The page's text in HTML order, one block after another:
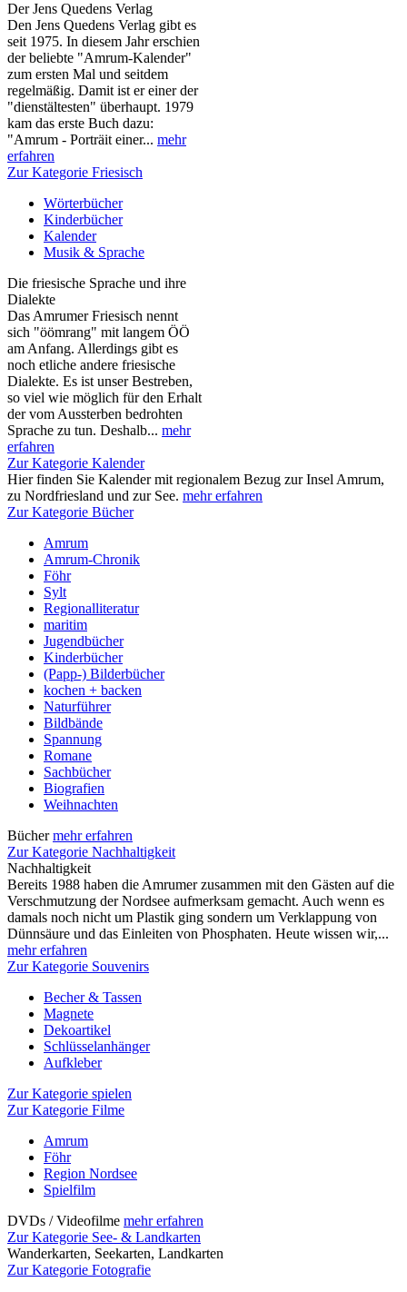
Der Jens Quedens Verlag
Den Jens Quedens Verlag gibt es
seit 1975. In diesem Jahr erschien
der beliebte "Amrum-Kalender"
zum ersten Mal und seitdem
regelmäßig. Damit ist er einer der
"dienstältesten" überhaupt. 1979
kam das erste Buch dazu:
"Amrum - Porträit einer... mehr
erfahren
Zur Kategorie Friesisch
Wörterbücher
Kinderbücher
Kalender
Musik & Sprache
Die friesische Sprache und ihre
Dialekte
Das Amrumer Friesisch nennt
sich "öömrang" mit langem ÖÖ
am Anfang. Allerdings gibt es
noch etliche andere friesische
Dialekte. Es ist unser Bestreben,
so viel wie möglich für den Erhalt
der vom Aussterben bedrohten
Sprache zu tun. Deshalb... mehr
erfahren
Zur Kategorie Kalender
Hier finden Sie Kalender mit regionalem Bezug zur Insel Amrum,
zu Nordfriesland und zur See. mehr erfahren
Zur Kategorie Bücher
Amrum
Amrum-Chronik
Föhr
Sylt
Regionalliteratur
maritim
Jugendbücher
Kinderbücher
(Papp-) Bilderbücher
kochen + backen
Naturführer
Bildbände
Spannung
Romane
Sachbücher
Biografien
Weihnachten
Büchermehr erfahren
Zur Kategorie Nachhaltigkeit
Nachhaltigkeit
Bereits 1988 haben die Amrumer zusammen mit den Gästen auf die
Verschmutzung der Nordsee aufmerksam gemacht. Auch wenn es
damals noch nicht um Plastik ging sondern um Verklappung von
Dünnsäure und das Einleiten von Phosphaten. Heute wissen wir,...
mehr erfahren
Zur Kategorie Souvenirs
Becher & Tassen
Magnete
Dekoartikel
Schlüsselanhänger
Aufkleber
Zur Kategorie spielen
Zur Kategorie Filme
Amrum
Föhr
Region Nordsee
Spielfilm
DVDs / Videofilme mehr erfahren
Zur Kategorie See- & Landkarten
Wanderkarten, Seekarten, Landkarten
Zur Kategorie Fotografie